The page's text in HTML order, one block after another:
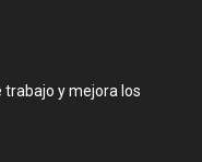
trabajo y mejora los